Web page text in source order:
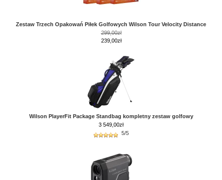
Zestaw Trzech Opakowań Piłek Golfowych Wilson Tour Velocity Distance
299,00zł
239,00zł
Wilson PlayerFit Package Standbag kompletny zestaw golfowy
3 549,00zł
5/5